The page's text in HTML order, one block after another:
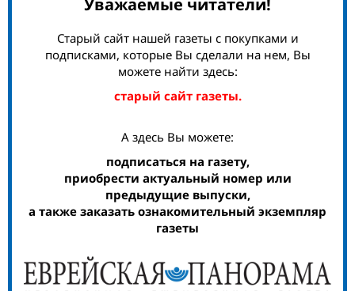
Уважаемые читатели!
Старый сайт нашей газеты с покупками и
подписками, которые Вы сделали на нем, Вы
можете найти здесь:
старый сайт газеты.
А здесь Вы можете:
подписаться на газету,
приобрести актуальный номер или
предыдущие выпуски,
а также заказать ознакомительный экземпляр
газеты